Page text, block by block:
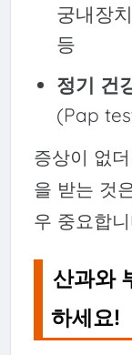
궁내장
등
정기 건
(Pap
증상이 없
을 받는 것
우 중요합
산과와
하세요!